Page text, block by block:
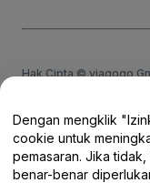
Hak Cipta © viagogo
Kebijakan Privasi
Jangan Bagikan
Dengan mengklik
cookie untuk
pemasaran. Jika
benar-benar